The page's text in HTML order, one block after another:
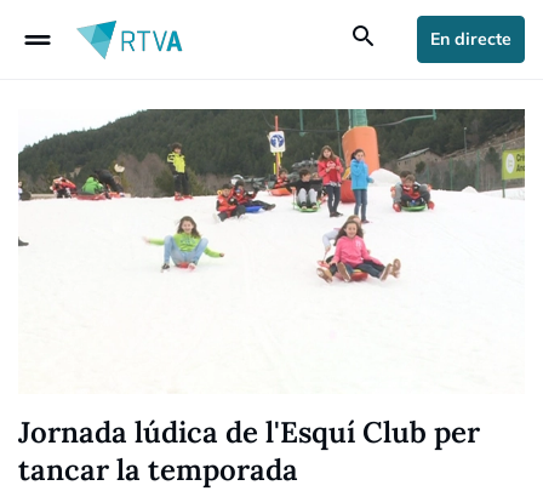
drag_handle search En directe
Jornada lúdica de l'Esquí Club per
tancar la temporada